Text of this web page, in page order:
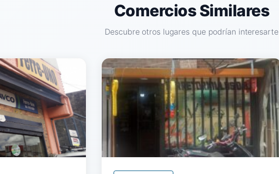
Comercios Similares
Descubre otros lugares que podrían interesarte